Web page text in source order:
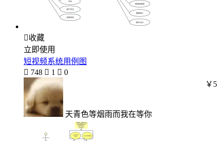
收藏
立即使用
短视频系统用例图
 748  1  0
天青色等烟雨而我在等你
￥5